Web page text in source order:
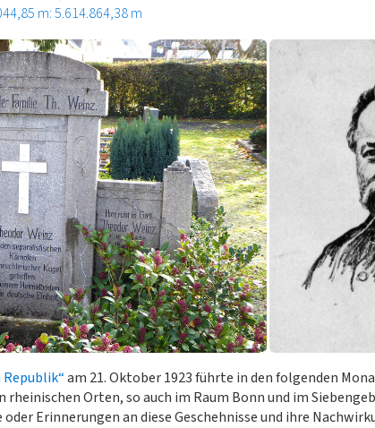
m: 5.614.864,38 m
am 21. Oktober 1923 führte in den folgenden
Orten, so auch im Raum Bonn und im
Erinnerungen an diese Geschehnisse und ihre